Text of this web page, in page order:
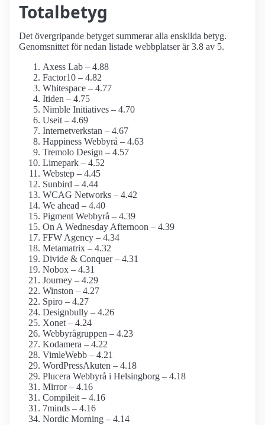
Totalbetyg
Det övergripande betyget summerar alla enskilda betyg.
Genomsnittet för nedan listade webbplatser är 3.8 av 5.
Axess Lab – 4.88
Factor10 – 4.82
Whitespace – 4.77
Itiden – 4.75
Nimble Initiatives – 4.70
Useit – 4.69
Internetverkstan – 4.67
Happiness Webbyrå – 4.63
Tremolo Design – 4.57
Limepark – 4.52
Webstep – 4.45
Sunbird – 4.44
WCAG Networks – 4.42
We ahead – 4.40
Pigment Webbyrå – 4.39
On A Wednesday Afternoon – 4.39
FFW Agency – 4.34
Metamatrix – 4.32
Divide & Conquer – 4.31
Nobox – 4.31
Journey – 4.29
Winston – 4.27
Spiro – 4.27
Designbully – 4.26
Xonet – 4.24
Webbyrågruppen – 4.23
Kodamera – 4.22
VimleWebb – 4.21
WordPressAkuten – 4.18
Plucera Webbyrå i Helsingborg – 4.18
Mirror – 4.16
Compileit – 4.16
7minds – 4.16
Nordic Morning – 4.14